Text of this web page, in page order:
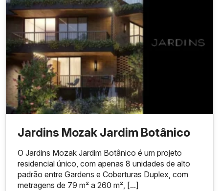
Jardins Mozak Jardim Botânico
O Jardins Mozak Jardim Botânico é um projeto
residencial único, com apenas 8 unidades de alto
padrão entre Gardens e Coberturas Duplex, com
metragens de 79 m² a 260 m², [...]